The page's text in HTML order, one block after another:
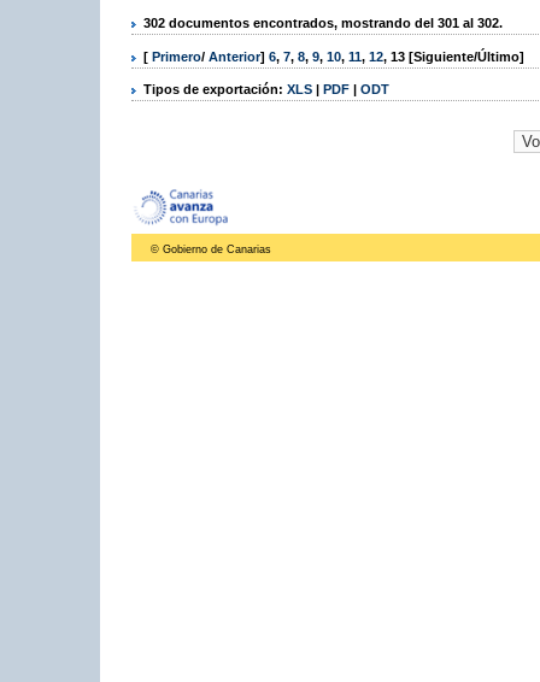
302 documentos encontrados, mostrando del 301 al 302.
[ Primero/ Anterior] 6, 7, 8, 9, 10, 11, 12, 13 [Siguiente/Último]
Tipos de exportación: XLS | PDF | ODT
© Gobierno de Canarias